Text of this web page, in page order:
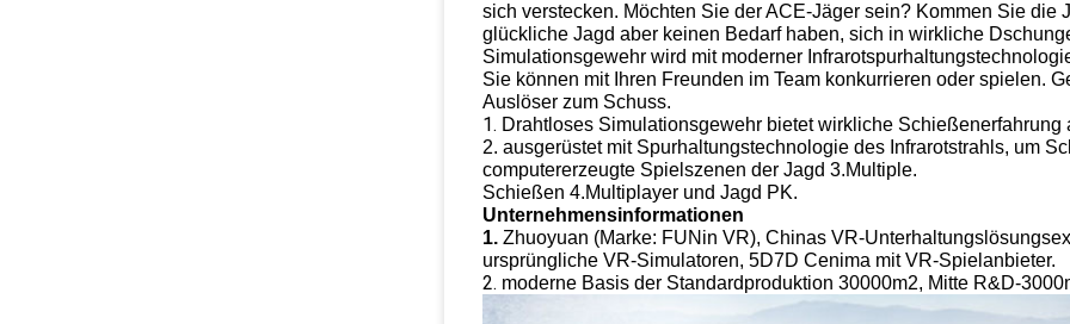
sich verstecken. Möchten Sie der ACE-Jäger sein? Kommen Sie die
glückliche Jagd aber keinen Bedarf haben, sich in wirkliche
Simulationsgewehr wird mit moderner
Sie können mit Ihren Freunden im Team konkurrieren oder spielen.
Auslöser zum Schuss.
1. Drahtloses Simulationsgewehr bietet wirkliche Schießenerfahrung
2. ausgerüstet mit Spurhaltungstechnologie des Infrarotstrahls, um
computererzeugte Spielszenen der Jagd 3.Multiple.
Schießen 4.Multiplayer und Jagd PK.
Unternehmensinformationen
1. Zhuoyuan (Marke: FUNin VR), Chinas VR-
ursprüngliche VR-Simulatoren, 5D7D Cenima mit VR-Spielanbieter.
2. moderne Basis der Standardproduktion 30000m2, Mitte R&D-